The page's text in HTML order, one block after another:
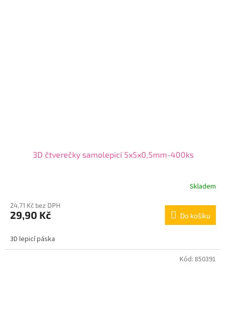
3D čtverečky samolepicí 5x5x0,5mm-400ks
Skladem
24,71 Kč bez DPH
29,90 Kč Do košíku
3D lepicí páska
Kód: 850391